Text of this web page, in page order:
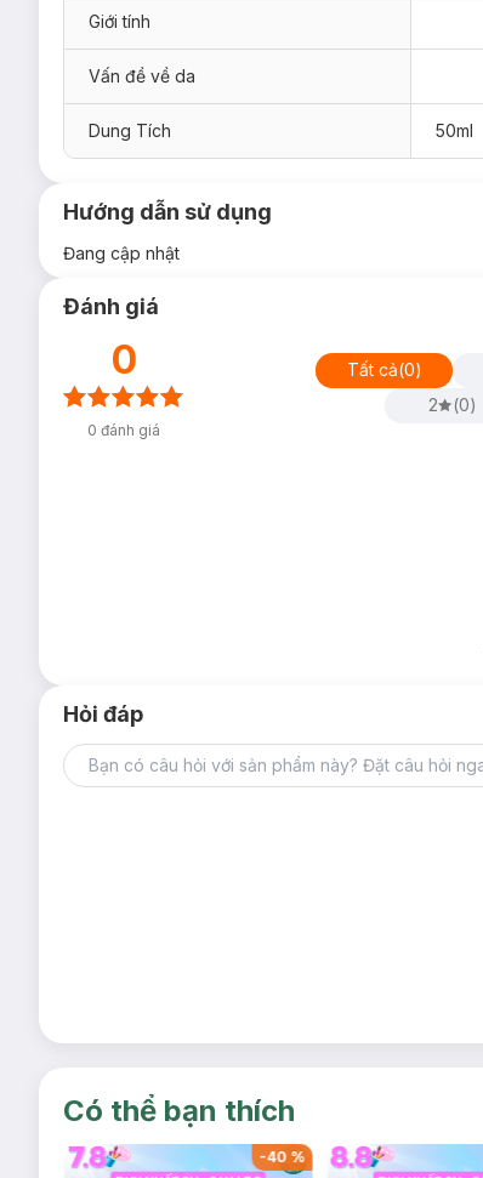
Giới tính
Vấn đề về da
Dung Tích 50ml
Hướng dẫn sử dụng
Đang cập nhật
Đánh giá
0
0 đánh giá
Tất cả(0)
2
(0)
Hỏi đáp
Có thể bạn thích
-40 %